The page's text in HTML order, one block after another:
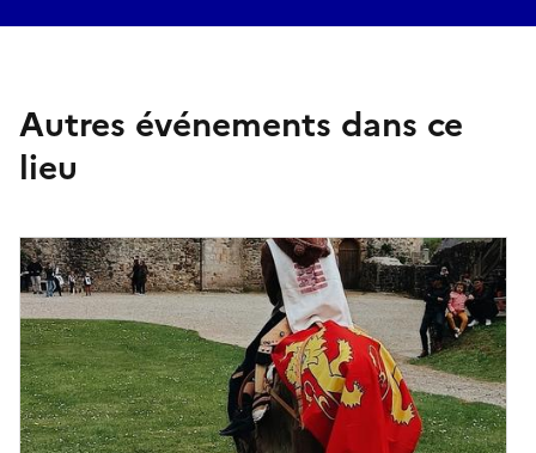
Autres événements dans ce
lieu